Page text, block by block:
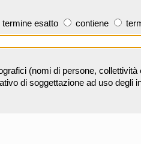
termine esatto contiene
(nomi di persone,
di soggettazione ad uso degli